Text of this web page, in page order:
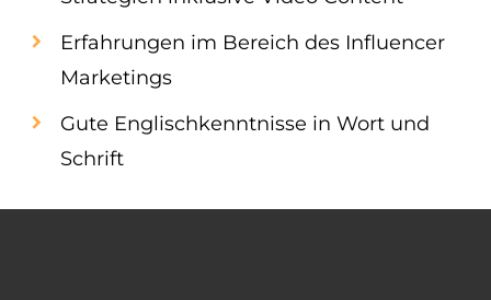
Erfahrungen im Bereich des Influencer
Marketings
Gute Englischkenntnisse in Wort und
Schrift